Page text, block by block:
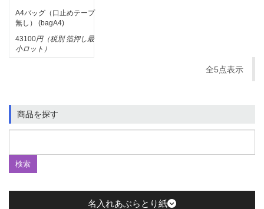
A4バッグ（口止めテープ
無し） (bagA4)
43100円（税別 箔押し最
小ロット）
全5点表示
商品を探す
名入れあぶらとり紙